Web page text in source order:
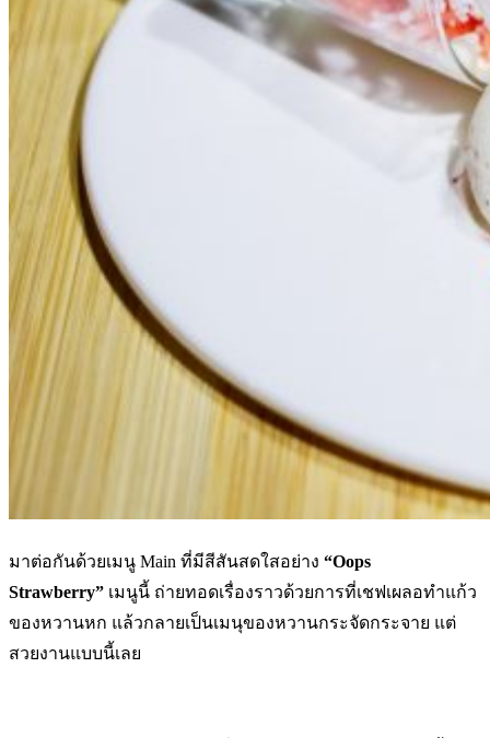
มาต่อกันด้วยเมนู Main ที่มีสีสันสดใสอย่าง “Oops
Strawberry” เมนูนี้ ถ่ายทอดเรื่องราวด้วยการที่เชฟเผลอทำแก้ว
ของหวานหก แล้วกลายเป็นเมนุของหวานกระจัดกระจาย แต่
สวยงานแบบนี้เลย